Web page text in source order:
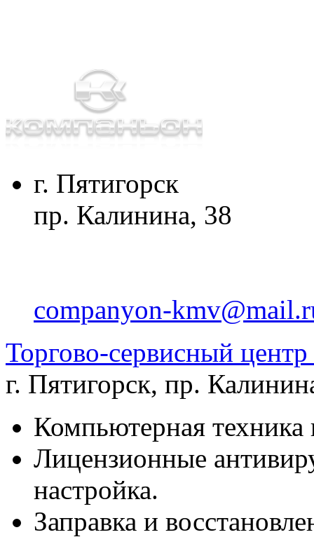
г. Пятигорск
пр. Калинина, 38
companyon-
Торгово-сервисный
г. Пятигорск, пр.
Компьютерная техника
Лицензионные
настройка.
Заправка и